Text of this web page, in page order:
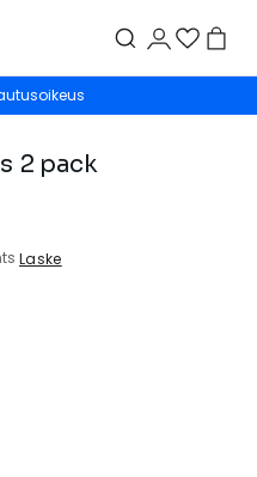
2 pack
Laske